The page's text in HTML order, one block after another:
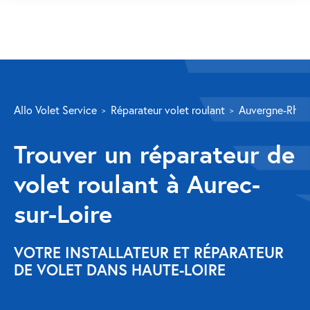
Volet roulant
Réparation
Volet roulant Velux
Au-delà de la fenêtre
Réparation store banne
Réparation portail
Allo Volet Service Réparateur volet roulant Auvergne-
Trouver un réparateur de
volet roulant à Aurec-
sur-Loire
VOTRE INSTALLATEUR ET RÉPARATEUR
DE VOLET DANS HAUTE-LOIRE